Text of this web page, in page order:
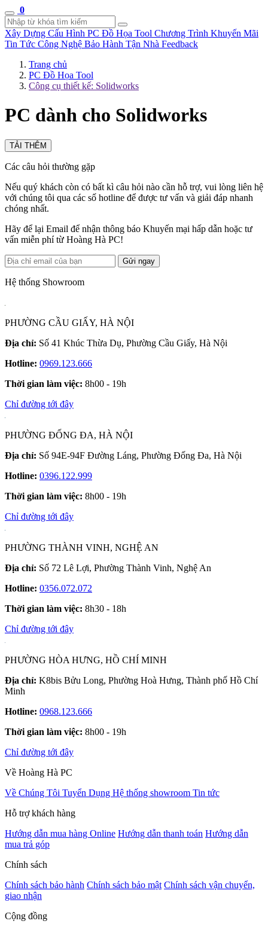
0
Xây Dựng Cấu Hình PC Đồ Họa Tool Chương Trình Khuyến Mãi
Tin Tức Công Nghệ Bảo Hành Tận Nhà Feedback
Trang chủ
PC Đồ Họa Tool
Công cụ thiết kế: Solidworks
PC dành cho Solidworks
TẢI THÊM
Các câu hỏi thường gặp
Nếu quý khách còn có bất kì câu hỏi nào cần hỗ trợ, vui lòng liên hệ
với chúng tôi qua các số hotline để được tư vấn và giải đáp nhanh
chóng nhất.
Hãy để lại Email để nhận thông báo Khuyến mại hấp dẫn hoặc tư
vấn miễn phí từ Hoàng Hà PC!
Gửi ngay
Hệ thống Showroom
PHƯỜNG CẦU GIẤY, HÀ NỘI
Địa chỉ: Số 41 Khúc Thừa Dụ, Phường Cầu Giấy, Hà Nội
Hotline: 0969.123.666
Thời gian làm việc: 8h00 - 19h
Chỉ đường tới đây
PHƯỜNG ĐỐNG ĐA, HÀ NỘI
Địa chỉ: Số 94E-94F Đường Láng, Phường Đống Đa, Hà Nội
Hotline: 0396.122.999
Thời gian làm việc: 8h00 - 19h
Chỉ đường tới đây
PHƯỜNG THÀNH VINH, NGHỆ AN
Địa chỉ: Số 72 Lê Lợi, Phường Thành Vinh, Nghệ An
Hotline: 0356.072.072
Thời gian làm việc: 8h30 - 18h
Chỉ đường tới đây
PHƯỜNG HÒA HƯNG, HỒ CHÍ MINH
Địa chỉ: K8bis Bửu Long, Phường Hoà Hưng, Thành phố Hồ Chí
Minh
Hotline: 0968.123.666
Thời gian làm việc: 8h00 - 19h
Chỉ đường tới đây
Về Hoàng Hà PC
Về Chúng Tôi Tuyển Dụng Hệ thống showroom Tin tức
Hỗ trợ khách hàng
Hướng dẫn mua hàng Online Hướng dẫn thanh toán Hướng dẫn
mua trả góp
Chính sách
Chính sách bảo hành Chính sách bảo mật Chính sách vận chuyển,
giao nhận
Cộng đồng